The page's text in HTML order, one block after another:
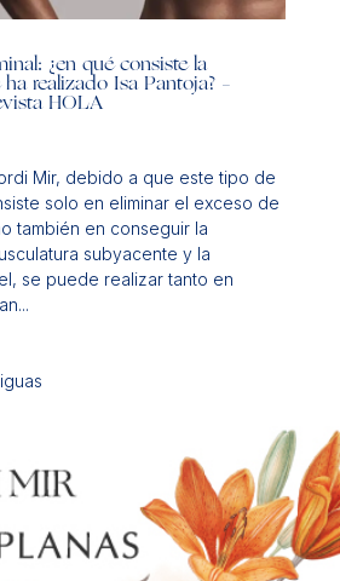
¿en qué consiste la
realizado Isa Pantoja? –
HOLA
Mir, debido a que este tipo de
solo en eliminar el exceso de
también en conseguir la
subyacente y la
se puede realizar tanto en